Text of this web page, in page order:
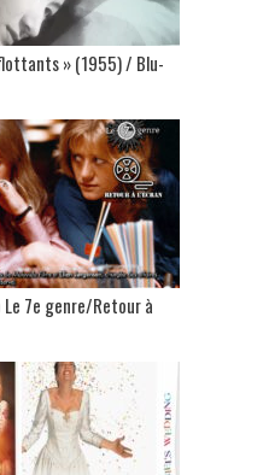
» (1955) / Blu-
7e genre/Retour à